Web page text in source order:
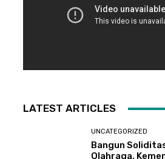
LATEST ARTICLES
UNCATEGORIZED
Bangun
Olahraga,